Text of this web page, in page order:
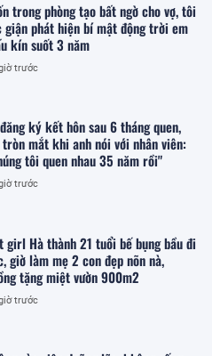
trong phòng tạo bất ngờ cho vợ, tôi
giận phát hiện bí mật động trời em
kín suốt 3 năm
trước
ký kết hôn sau 6 tháng quen,
mắt khi anh nói với nhân viên:
tôi quen nhau 35 năm rồi"
trước
girl Hà thành 21 tuổi bế bụng bầu đi
giờ làm mẹ 2 con đẹp nõn nà,
tặng miệt vườn 900m2
trước